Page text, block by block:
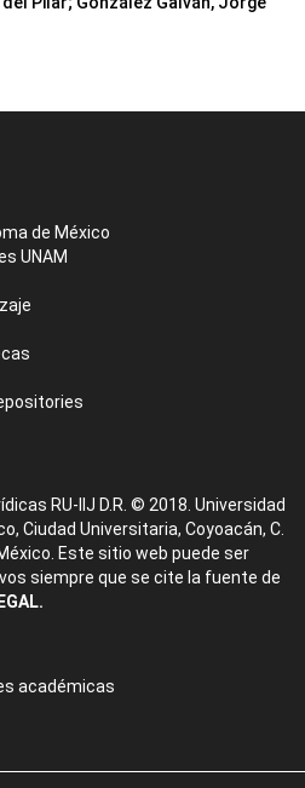
de México
UNAM
RU-IIJ D.R. © 2018. Universidad
Ciudad Universitaria, Coyoacán, C.
Este sitio web puede ser
siempre que se cite la fuente de
académicas